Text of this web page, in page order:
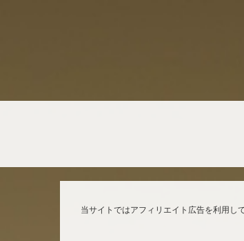
当サイトではアフィリエイト広告を利用して